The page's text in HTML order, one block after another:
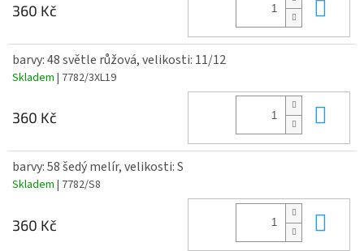
360 Kč
barvy: 48 světle růžová, velikosti: 11/12
Skladem | 7782/3XL19
360 Kč
barvy: 58 šedý melír, velikosti: S
Skladem | 7782/S8
360 Kč